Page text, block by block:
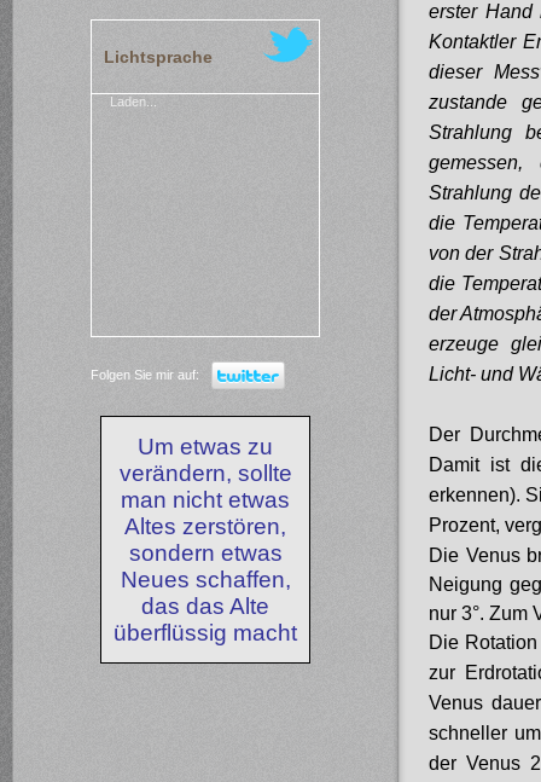
erster Hand
Kontaktler
dieser
zustande
Strahlung
Strahlung
die
von der
die
der
erzeuge
Licht- und
Der
Damit ist
erkennen).
Prozent,
Die Venus
Neigung
nur 3°. Zum
Die
zur
Venus
schneller
der Venus
Lichtsprache
Laden...
Folgen Sie mir auf:
Um etwas zu
verändern, sollte
man nicht etwas
Altes zerstören,
sondern etwas
Neues schaffen,
das das Alte
überflüssig macht